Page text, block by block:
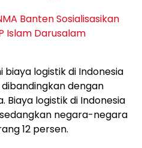
Banten Sosialisasikan
Islam Darusalam
biaya logistik di Indonesia
dengan
logistik di Indonesia
negara-negara
12 persen.